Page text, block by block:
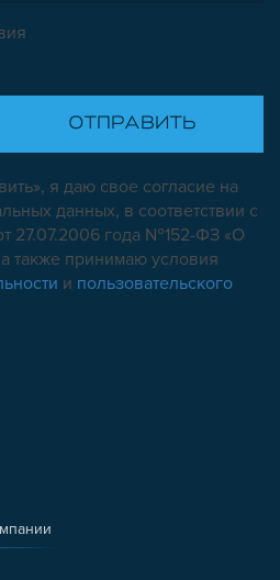
я даю свое согласие на
данных, в соответствии с
27.07.2006 года №152-ФЗ «О
также принимаю условия
и пользовательского